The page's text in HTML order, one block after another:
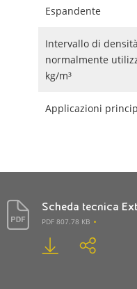
Espandente
Intervallo di densità
normalmente
kg/m³
Applicazioni
Scheda tecnica
PDF 807.78 KB